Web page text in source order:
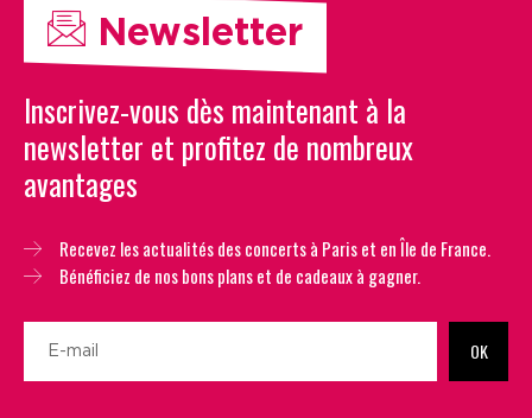
Newsletter
Inscrivez-vous dès maintenant à la
newsletter et profitez de nombreux
avantages
Recevez les actualités des concerts à Paris et en Île de France.
Bénéficiez de nos bons plans et de cadeaux à gagner.
OK